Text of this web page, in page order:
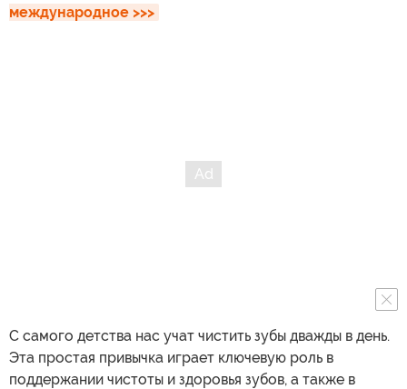
международное >>>
С самого детства нас учат чистить зубы дважды в день.
Эта простая привычка играет ключевую роль в
поддержании чистоты и здоровья зубов, а также в